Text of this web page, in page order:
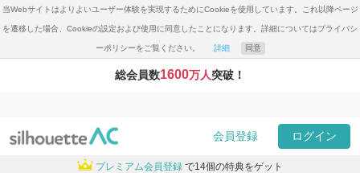
当Webサイトはよりよいユーザー体験を実現するためにCookieを使用しています。これ以降ページ
を遷移した場合、Cookieの設定および使用に同意したことになります。詳細についてはプライバシ
ーポリシーをご覧ください。 詳細 同意
総会員数1600万人突破！
会員登録 ログイン
プレミアム会員登録 で14個の特典をゲット